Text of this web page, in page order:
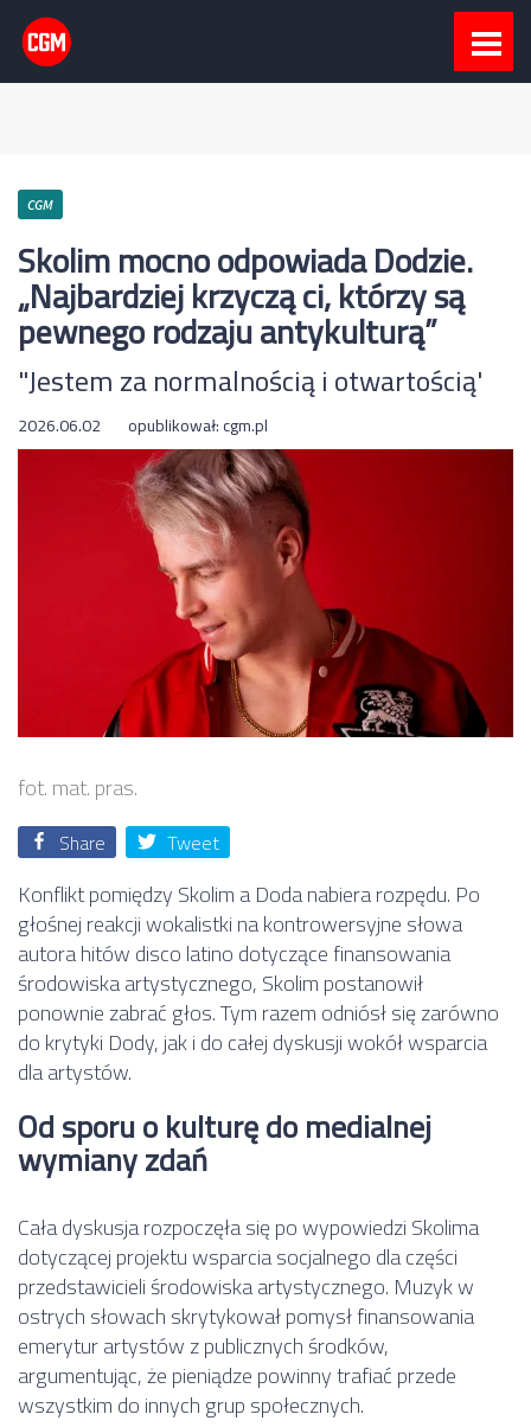
CGM
Skolim mocno odpowiada Dodzie.
„Najbardziej krzyczą ci, którzy są
pewnego rodzaju antykulturą”
"Jestem za normalnością i otwartością'
2026.06.02 opublikował:cgm.pl
fot. mat. pras.
Share Tweet
Konflikt pomiędzySkolimaDodanabiera rozpędu. Po
głośnej reakcji wokalistki na kontrowersyjne słowa
autora hitów disco latino dotyczące finansowania
środowiska artystycznego, Skolim postanowił
ponownie zabrać głos. Tym razem odniósł się zarówno
do krytyki Dody, jak i do całej dyskusji wokół wsparcia
dla artystów.
Od sporu o kulturę do medialnej
wymiany zdań
Cała dyskusja rozpoczęła się po wypowiedzi Skolima
dotyczącej projektu wsparcia socjalnego dla części
przedstawicieli środowiska artystycznego. Muzyk w
ostrych słowach skrytykował pomysł finansowania
emerytur artystów z publicznych środków,
argumentując, że pieniądze powinny trafiać przede
wszystkim do innych grup społecznych.